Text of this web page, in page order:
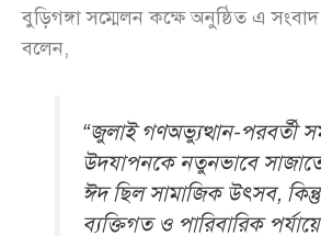
বুড়িগঙ্গা সম্মেলন কক্ষে অনুষ্ঠিত এ
বলেন,
“জুলাই গণঅভ্যুত্থান-পরবর্তী
উদযাপনকে নতুনভাবে
ঈদ ছিল সামাজিক উৎসব,
ব্যক্তিগত ও পারিবারিক